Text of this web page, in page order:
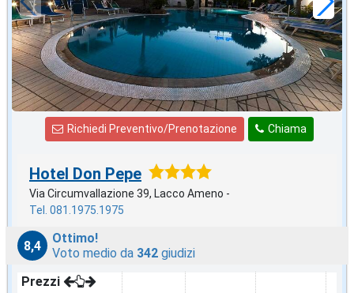
Chiama
Richiedi Preventivo/Prenotazione
Hotel Don Pepe
Via Circumvallazione 39, Lacco Ameno -
Tel. 081.1975.1975
8,4
Ottimo!
Voto medio da 342 giudizi
Prezzi